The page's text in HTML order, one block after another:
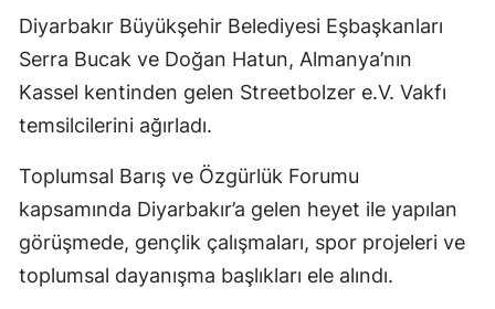
Diyarbakır Büyükşehir Belediyesi Eşbaşkanları
Serra Bucak ve Doğan Hatun, Almanya’nın
Kassel kentinden gelen Streetbolzer e.V. Vakfı
temsilcilerini ağırladı.
Toplumsal Barış ve Özgürlük Forumu
kapsamında Diyarbakır’a gelen heyet ile yapılan
görüşmede, gençlik çalışmaları, spor projeleri ve
toplumsal dayanışma başlıkları ele alındı.